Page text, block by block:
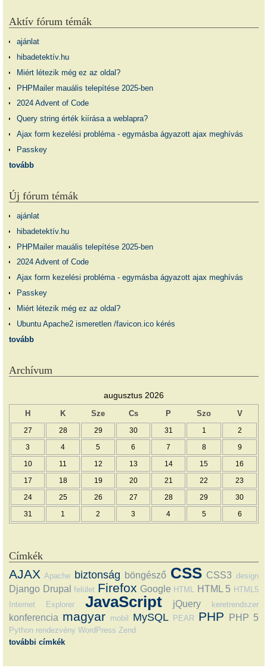
Aktív fórum témák
ajánlat
hibadetektív.hu
Miért létezik még ez az oldal?
PHPMailer mauális telepítése 2025-ben
2024 Advent of Code
Query string érték kiírása a weblapra?
Ajax form kezelési probléma - egymásba ágyazott ajax meghívás
Passkey
tovább
Új fórum témák
ajánlat
hibadetektív.hu
PHPMailer mauális telepítése 2025-ben
2024 Advent of Code
Ajax form kezelési probléma - egymásba ágyazott ajax meghívás
Passkey
Miért létezik még ez az oldal?
Ubuntu Apache2 ismeretlen /favicon.ico kérés
tovább
Archívum
augusztus 2026
H K Sze Cs P Szo V
27 28 29 30 31 1 2
3 4 5 6 7 8 9
10 11 12 13 14 15 16
17 18 19 20 21 22 23
24 25 26 27 28 29 30
31 1 2 3 4 5 6
Címkék
AJAX Apache biztonság böngésző CSS CSS3 design
Django Drupal felület Firefox Google HTML HTML 5 HTML5
Internet Explorer
JavaScript jQuery keretrendszer
konferencia magyar mobil MySQL PEAR PHP PHP 5
Python rendezvény WordPress Zend
további címkék